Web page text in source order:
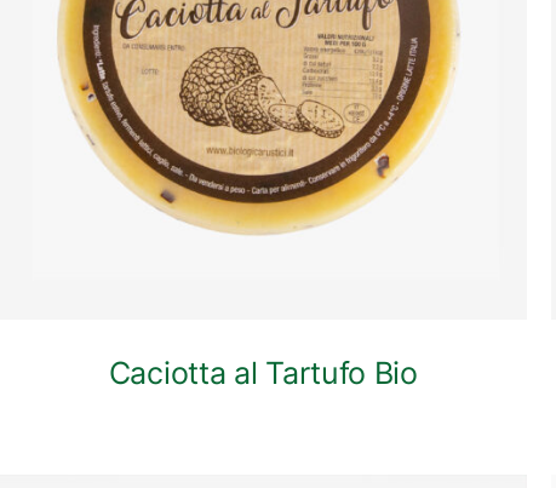
ANTEPRIMA RAPIDA
Caciotta al Tartufo Bio